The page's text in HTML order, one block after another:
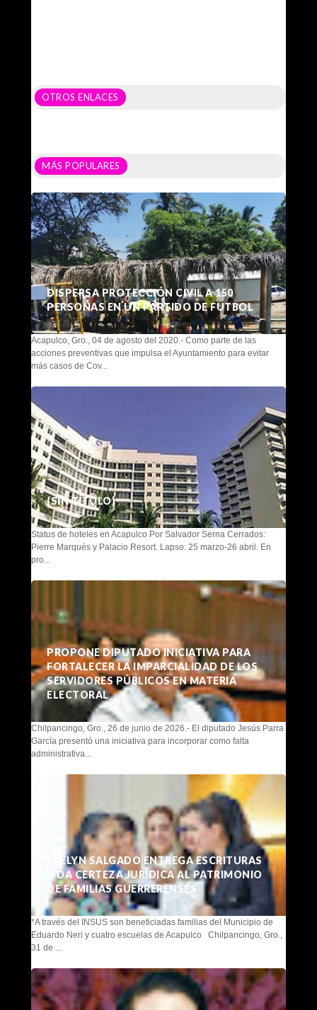
OTROS ENLACES
MÁS POPULARES
DISPERSA PROTECCIÓN CIVIL A 150
PERSONAS EN UN PARTIDO DE FUTBOL
Acapulco, Gro., 04 de agosto del 2020.- Como parte de las
acciones preventivas que impulsa el Ayuntamiento para evitar
más casos de Cov...
(SIN TÍTULO)
Status de hoteles en Acapulco Por Salvador Serna Cerrados:
Pierre Marqués y Palacio Resort. Lapso: 25 marzo-26 abril. En
pro...
PROPONE DIPUTADO INICIATIVA PARA
FORTALECER LA IMPARCIALIDAD DE LOS
SERVIDORES PÚBLICOS EN MATERIA
ELECTORAL
Chilpancingo, Gro., 26 de junio de 2026.- El diputado Jesús Parra
García presentó una iniciativa para incorporar como falta
administrativa...
EVELYN SALGADO ENTREGA ESCRITURAS
Y DA CERTEZA JURÍDICA AL PATRIMONIO
DE FAMILIAS GUERRERENSES
*A través del INSUS son beneficiadas familias del Municipio de
Eduardo Neri y cuatro escuelas de Acapulco Chilpancingo, Gro.,
31 de ...